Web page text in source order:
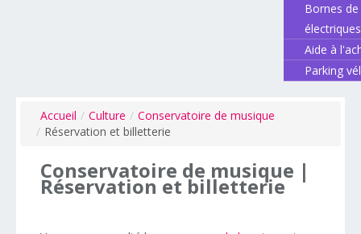
Bornes
électriques
Aide à
Parking
Accueil / Culture / Conservatoire de musique
/ Réservation et billetterie
Conservatoire de musique |
Réservation et billetterie